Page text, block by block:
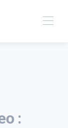
: